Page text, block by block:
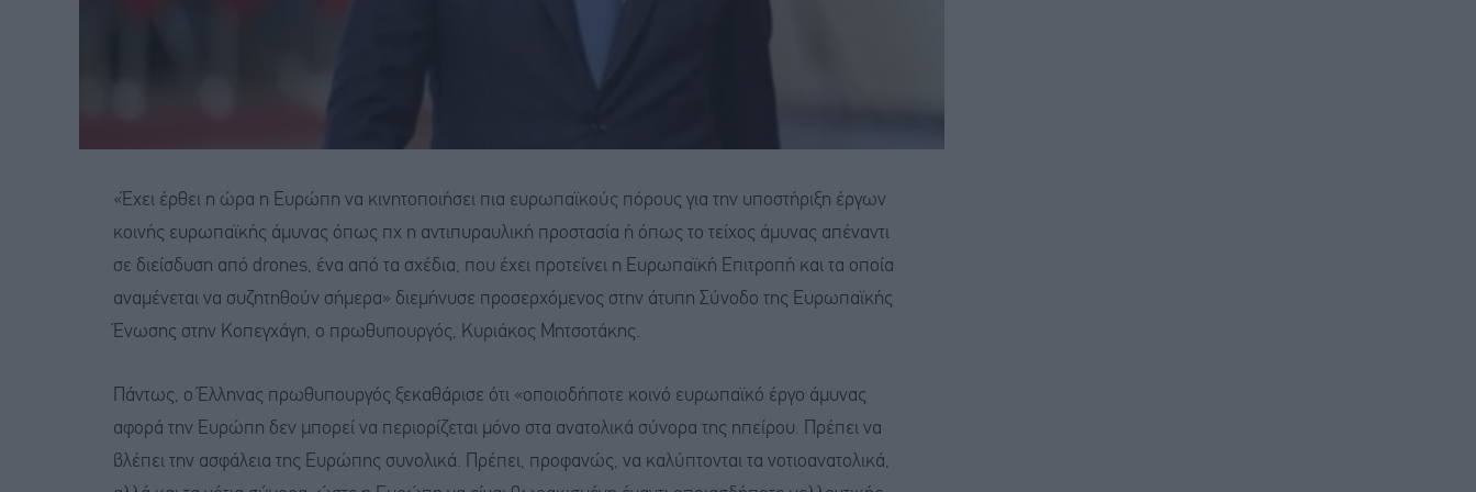
«Έχει έρθει η ώρα η Ευρώπη να κινητοποιήσει πια ευρωπαϊκούς πόρους για την υποστήριξη έργων
κοινής ευρωπαϊκής άμυνας όπως πχ η αντιπυραυλική προστασία ή όπως το τείχος άμυνας απέναντι
σε διείσδυση από drones, ένα από τα σχέδια, που έχει προτείνει η Ευρωπαϊκή Επιτροπή και τα οποία
αναμένεται να συζητηθούν σήμερα» διεμήνυσε προσερχόμενος στην άτυπη Σύνοδο της Ευρωπαϊκής
Ένωσης στην Κοπεγχάγη, ο πρωθυπουργός, Κυριάκος Μητσοτάκης.
Πάντως, ο Έλληνας πρωθυπουργός ξεκαθάρισε ότι «οποιοδήποτε κοινό ευρωπαϊκό έργο άμυνας
αφορά την Ευρώπη δεν μπορεί να περιορίζεται μόνο στα ανατολικά σύνορα της ηπείρου. Πρέπει να
βλέπει την ασφάλεια της Ευρώπης συνολικά. Πρέπει, προφανώς, να καλύπτονται τα νοτιοανατολικά,